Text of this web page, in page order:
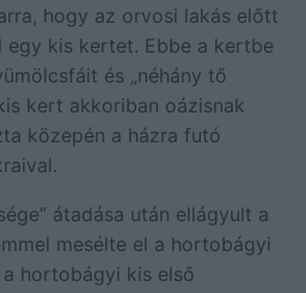
hogy az orvosi lakás előtt
egy kis kertet. Ebbe a kertbe
és „néhány tő
kert akkoriban oázisnak
közepén a házra futó
átadása után ellágyult a
mesélte el a hortobágyi
hortobágyi kis első